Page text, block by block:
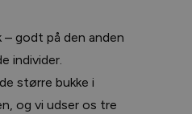
godt på den anden
individer.
større bukke i
og vi udser os tre